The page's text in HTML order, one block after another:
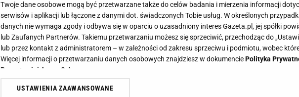
Twoje dane osobowe mogą być przetwarzane także do celów badania i mierzenia informacji
serwisów i aplikacji lub łączone z danymi dot. świadczonych Tobie usług. W określonych
danych nie wymaga zgody i odbywa się w oparciu o uzasadniony interes Gazeta.pl, jej spółki
lub Zaufanych Partnerów. Takiemu przetwarzaniu możesz się sprzeciwić, przechodząc do
lub przez kontakt z administratorem – w zależności od zakresu sprzeciwu i podmiotu, wobec
Więcej informacji o przetwarzaniu danych osobowych znajdziesz w dokumenciePolityka
Prywatności Agora S.A.
Klikając „Akceptuję” wyrażasz też zgodę na zainstalowanie i przechowywanie plików cookie
USTAWIENIA ZAAWANSOWANE